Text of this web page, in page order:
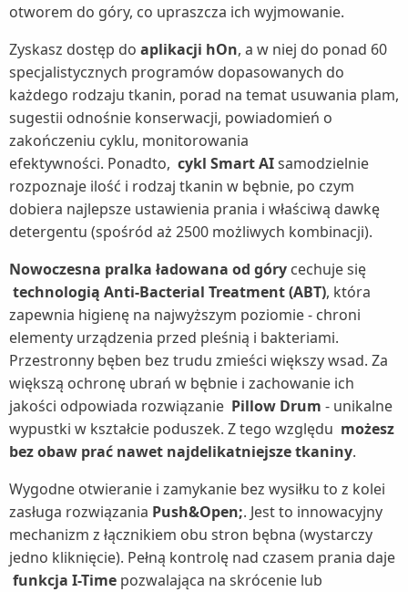
otworem do góry, co upraszcza ich wyjmowanie.
Zyskasz dostęp do aplikacji hOn, a w niej do ponad 60
specjalistycznych programów dopasowanych do
każdego rodzaju tkanin, porad na temat usuwania plam,
sugestii odnośnie konserwacji, powiadomień o
zakończeniu cyklu, monitorowania
efektywności. Ponadto, cykl Smart AIsamodzielnie
rozpoznaje ilość i rodzaj tkanin w bębnie, po czym
dobiera najlepsze ustawienia prania i właściwą dawkę
detergentu (spośród aż 2500 możliwych kombinacji).
Nowoczesna pralka ładowana od góry cechuje się
technologią Anti-Bacterial Treatment (ABT), która
zapewnia higienę na najwyższym poziomie - chroni
elementy urządzenia przed pleśnią i bakteriami.
Przestronny bęben bez trudu zmieści większy wsad. Za
większą ochronę ubrań w bębnie i zachowanie ich
jakości odpowiada rozwiązanie Pillow Drum - unikalne
wypustki w kształcie poduszek. Z tego względu możesz
bez obaw prać nawet najdelikatniejsze tkaniny.
Wygodne otwieranie i zamykanie bez wysiłku to z kolei
zasługa rozwiązania Push&Open;. Jest to innowacyjny
mechanizm z łącznikiem obu stron bębna (wystarczy
jedno kliknięcie). Pełną kontrolę nad czasem prania daje
funkcja I-Time pozwalająca na skrócenie lub